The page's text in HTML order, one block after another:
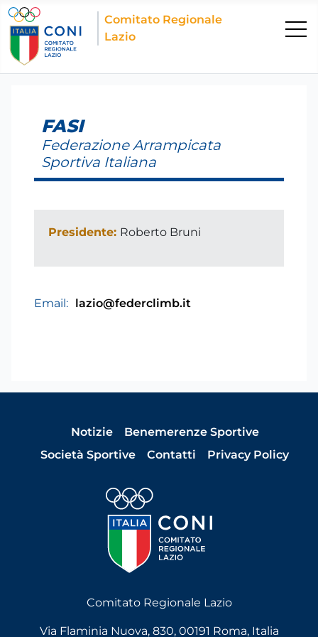
Comitato Regionale
Lazio
FASI
Federazione Arrampicata
Sportiva Italiana
Presidente: Roberto Bruni
Email: lazio@federclimb.it
Notizie
Benemerenze Sportive
Società Sportive
Contatti Privacy Policy
Comitato Regionale Lazio
Via Flaminia Nuova, 830, 00191 Roma, Italia